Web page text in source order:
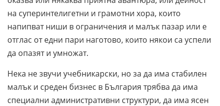
на суперинтелигетни и грамотни хора, които
напипват ниши в ограничения и малък пазар или е
отглас от едни пари наготово, които някои са успели
да опазят и умножат.
Нека не звучи учебникарски, но за да има стабилен
малък и среден бизнес в България трябва да има
специални административни структури, да има ясен